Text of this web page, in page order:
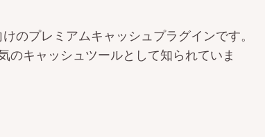
のプレミアムキャッシュプラグインです。
のキャッシュツールとして知られていま